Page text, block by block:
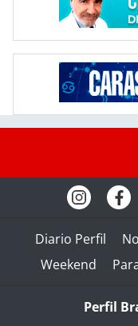
Diario Perfil
Weekend
Perfil